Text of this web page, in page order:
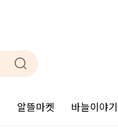
알뜰마켓 바늘이야기